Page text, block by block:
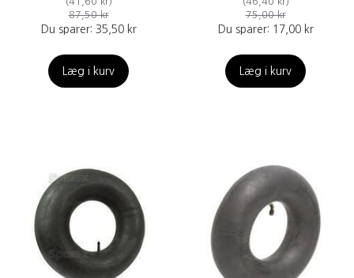
87,50 kr
Du sparer: 35,50 kr
Læg i kurv
75,00 kr
Du sparer: 17,00 kr
Læg i kurv